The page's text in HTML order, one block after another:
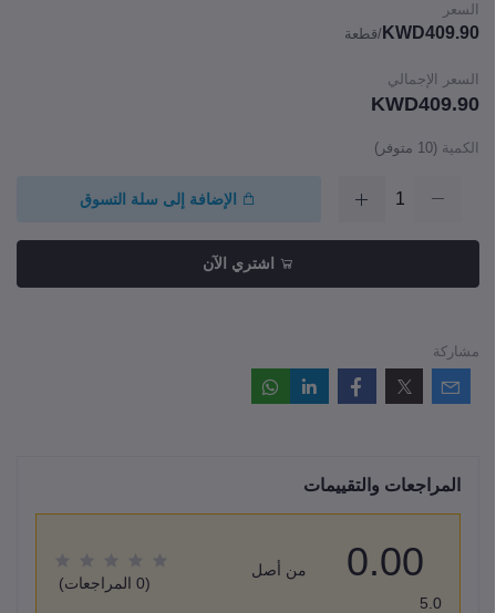
السعر
KWD409.90 /قطعة
السعر الإجمالي
KWD409.90
الكمية (
10 متوفر)
الإضافة إلى سلة التسوق
اشتري الآن
مشاركة
المراجعات والتقييمات
0.00
من أصل
5.0
(0 المراجعات)